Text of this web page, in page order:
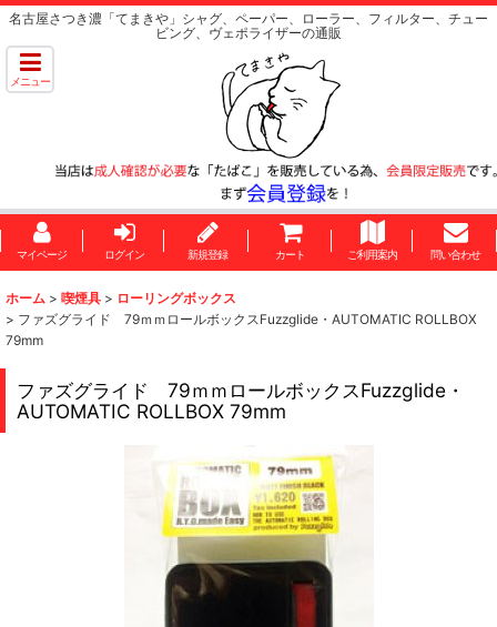
名古屋さつき濃「てまきや」シャグ、ペーパー、ローラー、フィルター、チュー
ビング、ヴェポライザーの通販
メニュー
マイページ ログイン 新規登録 カート ご利用案内 問い合わせ
ホーム > 喫煙具 > ローリングボックス
> ファズグライド 79ｍｍロールボックスFuzzglide・AUTOMATIC ROLLBOX
79mm
ファズグライド 79ｍｍロールボックスFuzzglide・
AUTOMATIC ROLLBOX 79mm